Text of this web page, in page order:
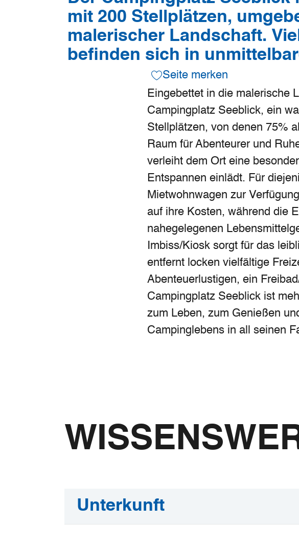
mit 200 Stellplätzen,
malerischer Landschaft.
befinden sich in
Seite merken
Eingebettet in die malerische
Campingplatz Seeblick, ein
Stellplätzen, von denen 75%
Raum für Abenteurer und
verleiht dem Ort eine
Entspannen einlädt. Für
Mietwohnwagen zur
auf ihre Kosten, während die
nahegelegenen
Imbiss/Kiosk sorgt für das
entfernt locken vielfältige
Abenteuerlustigen, ein
Campingplatz Seeblick ist
zum Leben, zum Genießen
Campinglebens in all seinen
Unterkunft